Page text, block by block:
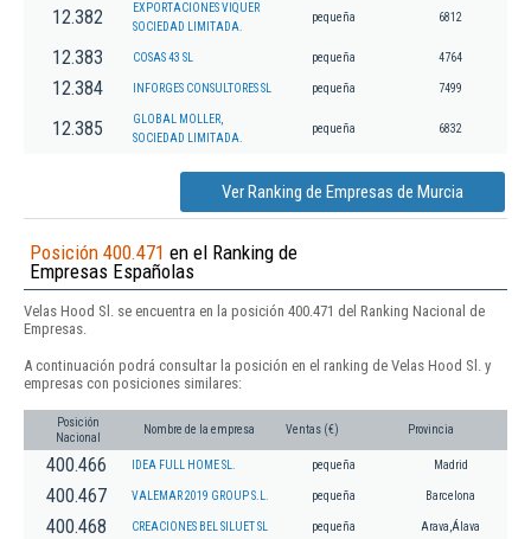
12.382
EXPORTACIONES VIQUER
SOCIEDAD LIMITADA.
pequeña 6812
12.383 COSAS 43 SL pequeña 4764
12.384 INFORGES CONSULTORES SL pequeña 7499
12.385
GLOBAL MOLLER,
SOCIEDAD LIMITADA.
pequeña 6832
Ver Ranking de Empresas de Murcia
Posición 400.471 en el Ranking de
Empresas Españolas
Velas Hood Sl. se encuentra en la posición 400.471 del Ranking Nacional de
Empresas.
A continuación podrá consultar la posición en el ranking de Velas Hood Sl. y
empresas con posiciones similares:
Posición
Nacional
Nombre de la empresa Ventas (€) Provincia
400.466 IDEA FULL HOME SL. pequeña Madrid
400.467 VALEMAR 2019 GROUP S.L. pequeña Barcelona
400.468 CREACIONES BEL SILUET SL pequeña Arava,Álava